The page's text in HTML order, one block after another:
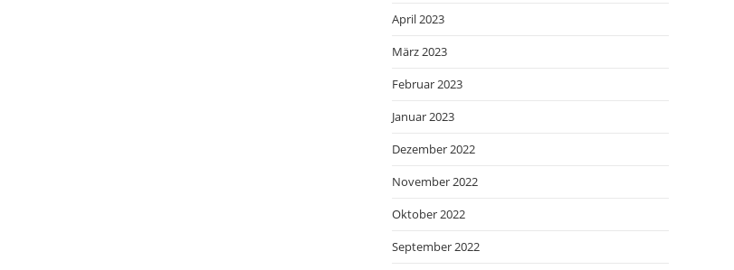
April 2023
März 2023
Februar 2023
Januar 2023
Dezember 2022
November 2022
Oktober 2022
September 2022